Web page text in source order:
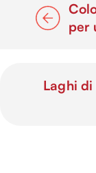
per
Laghi